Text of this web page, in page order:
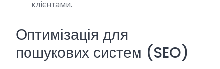
клієнтами.
Оптимізація для
пошукових систем (SEO)